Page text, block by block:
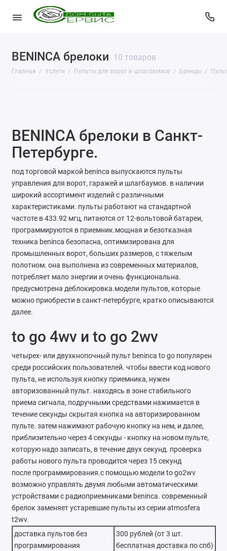
BENINCA брелоки 10 товаров
Главная Услуги Пульты для ворот и шлагбаумов Бренды
КопиЦентр
Заправка картриджей
Изготовление ключей
Пульты для ворот и шлагбаумов
Ремонт чемоданов
Ателье
Заточка инструментов
Ремонт зонтов
Ремонт очков
Ремонт часов
Ремонт брелков автосигнализации
Ремонт мобильных телефонов
Швейный цех
Гравировка
Макеты для печати на кружках
BENINCA брелоки в Санкт-
Петербурге.
под торговой маркой beninca выпускаются пульты
управления для ворот, гаражей и шлагбаумов. в наличии
широкий ассортимент изделий с различными
характеристиками. пульты работают на стандартной
частоте в 433.92 мгц, питаются от 12-вольтовой батареи,
программируются в приемник.мощная и безотказная
техника beninca безопасна, оптимизирована для
промышленных ворот, больших размеров, с тяжелым
полотном. она выполнена из современных материалов,
потребляет мало энергии и очень функциональна.
предусмотрена деблокировка.модели пультов, которые
можно приобрести в санкт-петербурге, кратко описываются
далее.
to go 4wv и to go 2wv
четырех- или двухкнопочный пульт beninca to go популярен
среди российских пользователей. чтобы ввести код нового
пульта, не используя кнопку приемника, нужен
авторизованный пульт. находясь в зоне стабильного
приема сигнала, подручными средствами нажимается в
течение секунды скрытая кнопка на авторизированном
пульте. затем нажимают рабочую кнопку на нем, и далее,
приблизительно через 4 секунды - кнопку на новом пульте,
которую надо записать, в течение двух секунд. проверка
работы нового пульта проводится через 15 секунд
после программирования.с помощью модели to go2wv
возможно управлять двумя любыми автоматическими
устройствами с радиоприемниками beninca. современный
брелок заменяет устаревшие пульты из серии atmosfera
t2wv.
доставка пультов без
программирования
300 рублей (от 3 шт.
бесплатная доставка по спб)